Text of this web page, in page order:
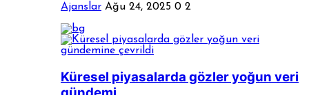
Ajanslar Ağu 24, 2025 0 2
Küresel piyasalarda gözler yoğun veri